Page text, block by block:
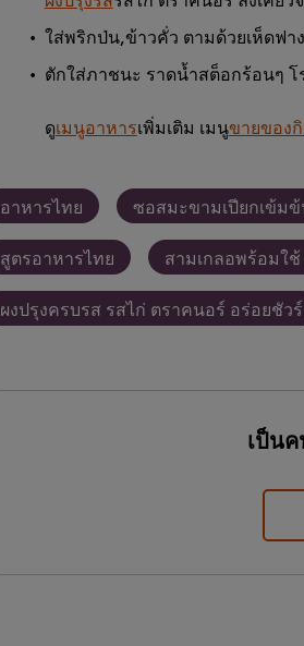
ใส่พริกป่น,ข้าวคั่ว ตามด้วยเห็ดฟา
ตักใส่ภาชนะ ราดน้ำสต็อกร้อนๆ
ดูเมนูอาหารเพิ่มเติม เมนูขายของ
อาหารไทย ซอสมะขามเปียกเข้ม
สูตรอาหารไทย สามเกลอพร้อมใ
ผงปรุงครบรส รสไก่ ตราคนอร์ อร่อยชัวร์
เป็น